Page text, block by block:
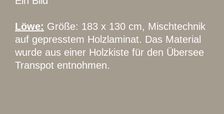
Löwe: Größe: 183 x 130 cm, Mischtechnik
auf gepresstem Holzlaminat. Das Material
wurde aus einer Holzkiste für den Übersee
Transpot entnohmen.